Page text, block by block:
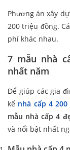
Phương án xây
200 triệu đồng.
phí khác nhau.
7 mẫu nhà
nhất năm
Để giúp các gia
kế nhà cấp 4
mẫu nhà cấp 4
và nổi bật nhất